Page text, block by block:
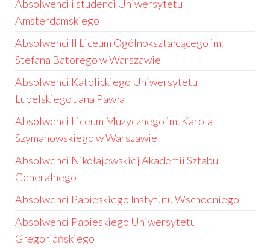
Absolwenci i studenci Uniwersytetu
Amsterdamskiego
Absolwenci II Liceum Ogólnokształcącego im.
Stefana Batorego w Warszawie
Absolwenci Katolickiego Uniwersytetu
Lubelskiego Jana Pawła II
Absolwenci Liceum Muzycznego im. Karola
Szymanowskiego w Warszawie
Absolwenci Nikołajewskiej Akademii Sztabu
Generalnego
Absolwenci Papieskiego Instytutu Wschodniego
Absolwenci Papieskiego Uniwersytetu
Gregoriańskiego